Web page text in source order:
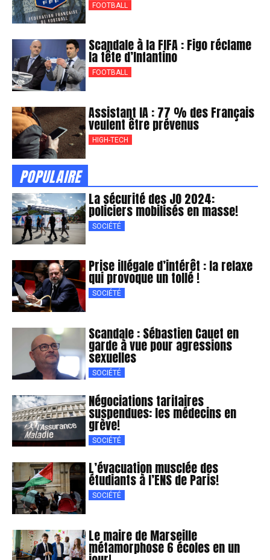
FOOTBALL
Scandale à la FIFA : Figo réclame
la tête d’Infantino
FOOTBALL
Assistant IA : 77 % des Français
veulent être prévenus
HIGH-TECH
POPULAIRE
La sécurité des JO 2024:
policiers mobilisés en masse!
SOCIÉTÉ
Prise illégale d’intérêt : la relaxe
qui provoque un tollé !
SOCIÉTÉ
Scandale : Sébastien Cauet en
garde à vue pour agressions
sexuelles
SOCIÉTÉ
Négociations tarifaires
suspendues: les médecins en
grève!
SOCIÉTÉ
L’évacuation musclée des
étudiants à l’ENS de Paris!
SOCIÉTÉ
Le maire de Marseille
métamorphose 6 écoles en un